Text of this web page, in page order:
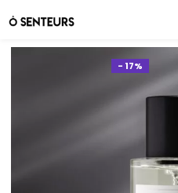
- 17%